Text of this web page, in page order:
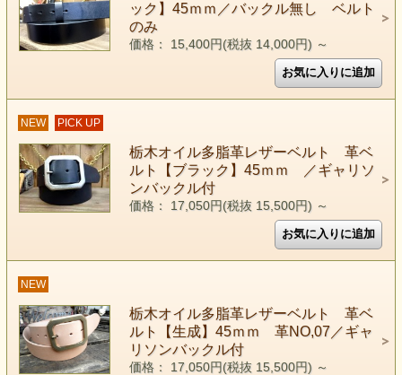
ック】45ｍｍ／バックル無し ベルト
のみ
価格： 15,400円(税抜 14,000円) ～
NEW PICK UP
栃木オイル多脂革レザーベルト 革ベ
ルト【ブラック】45ｍｍ ／ギャリソ
ンバックル付
価格： 17,050円(税抜 15,500円) ～
NEW
栃木オイル多脂革レザーベルト 革ベ
ルト【生成】45ｍｍ 革NO,07／ギャ
リソンバックル付
価格： 17,050円(税抜 15,500円) ～